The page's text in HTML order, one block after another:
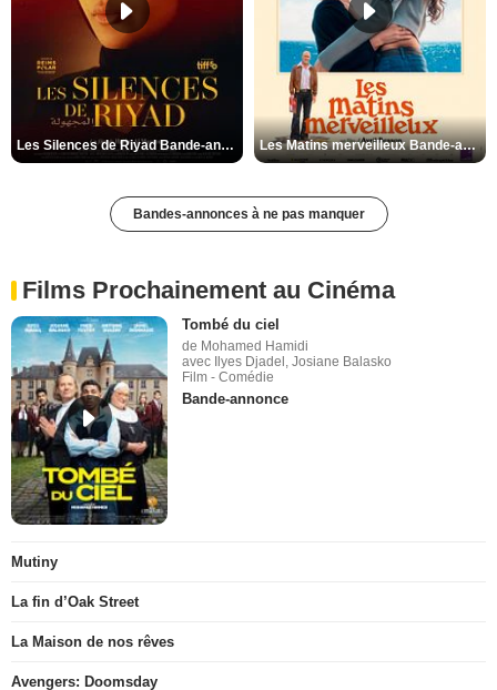
Les Silences de Riyad Bande-annonce VO STFR Les Matins merveilleux Bande-annonce VF
Bandes-annonces à ne pas manquer
Films Prochainement au Cinéma
Tombé du ciel
de Mohamed Hamidi
avec Ilyes Djadel, Josiane Balasko
Film - Comédie
Bande-annonce
Mutiny
La fin d’Oak Street
La Maison de nos rêves
Avengers: Doomsday